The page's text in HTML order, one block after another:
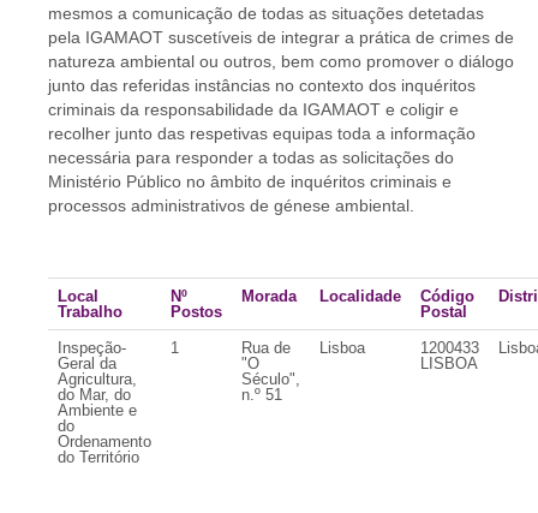
mesmos a comunicação de todas as situações detetadas
pela IGAMAOT suscetíveis de integrar a prática de crimes de
natureza ambiental ou outros, bem como promover o diálogo
junto das referidas instâncias no contexto dos inquéritos
criminais da responsabilidade da IGAMAOT e coligir e
recolher junto das respetivas equipas toda a informação
necessária para responder a todas as solicitações do
Ministério Público no âmbito de inquéritos criminais e
processos administrativos de génese ambiental.
Local
Trabalho
Nº
Postos
Morada Localidade
Código
Postal
Inspeção-
Geral da
Agricultura,
do Mar, do
Ambiente e
do
Ordenamento
do Território
1
Rua de
"O
Século",
n.º 51
Lisboa
1200433
LISBOA